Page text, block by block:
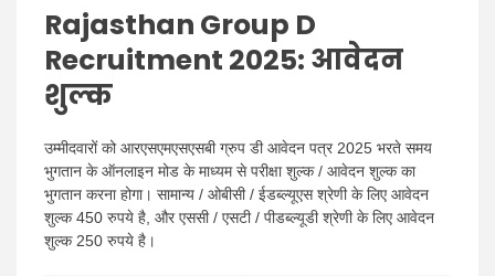
Rajasthan Group D
Recruitment 2025: आवेदन
शुल्क
उम्मीदवारों को आरएसएमएसएसबी ग्रुप डी आवेदन पत्र 2025 भरते समय
भुगतान के ऑनलाइन मोड के माध्यम से परीक्षा शुल्क / आवेदन शुल्क का
भुगतान करना होगा। सामान्य / ओबीसी / ईडब्ल्यूएस श्रेणी के लिए आवेदन
शुल्क 450 रुपये है, और एससी / एसटी / पीडब्ल्यूडी श्रेणी के लिए आवेदन
शुल्क 250 रुपये है।